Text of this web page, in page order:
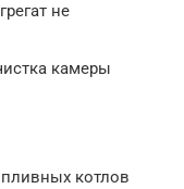
не
камеры
котлов